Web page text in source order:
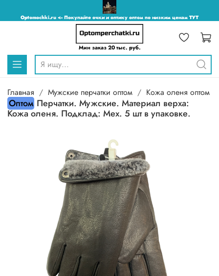
Optomochki.ru <-- Покупайте очки и оптику оптом по низким ценам ТУТ
Мин заказ 20 тыс. руб.
Главная Мужские перчатки оптом Кожа оленя оптом
Оптом Перчатки. Мужские. Материал верха:
Кожа оленя. Подклад: Мех. 5 шт в упаковке.